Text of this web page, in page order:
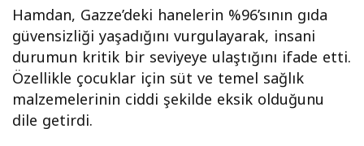
Hamdan, Gazze’deki hanelerin %96’sının gıda
güvensizliği yaşadığını vurgulayarak, insani
durumun kritik bir seviyeye ulaştığını ifade etti.
Özellikle çocuklar için süt ve temel sağlık
malzemelerinin ciddi şekilde eksik olduğunu
dile getirdi.